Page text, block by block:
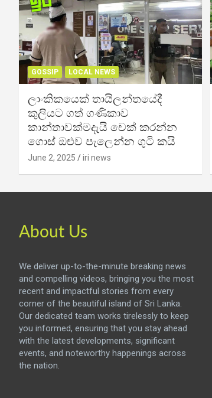
GOSSIP LOCAL NEWS
ලාංකිකයෙක් තායිලන්තයේදී
කුලියට ගත් ගණිකාව
කාන්තාවක්මදැයි චෙක් කරන්න
ගොස් ඔළුව පැලෙන්න ගුටි කයි
June 2, 2025 iri news
About Us
We deliver up-to-the-minute breaking news
and compelling videos, bringing you the most
recent and impactful stories from every
corner of the beautiful island of Sri Lanka.
Our dedicated team works tirelessly to keep
you informed, ensuring that you stay ahead
with the latest developments, significant
events, and noteworthy happenings across
the nation.